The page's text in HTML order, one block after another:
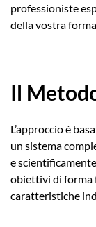
professioniste
della vostra
Il
L’approccio è
un sistema
e
obiettivi di forma
caratteristiche